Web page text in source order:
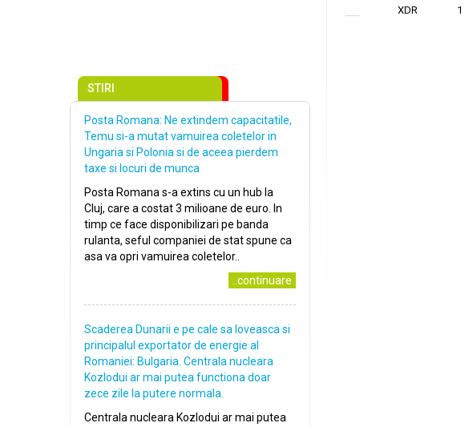
XDR
1
STIRI
Posta Romana: Ne extindem capacitatile,
Temu si-a mutat vamuirea coletelor in
Ungaria si Polonia si de aceea pierdem
taxe si locuri de munca
Posta Romana s-a extins cu un hub la
Cluj, care a costat 3 milioane de euro. In
timp ce face disponibilizari pe banda
rulanta, seful companiei de stat spune ca
asa va opri vamuirea coletelor..
..continuare
Scaderea Dunarii e pe cale sa loveasca si
principalul exportator de energie al
Romaniei: Bulgaria. Centrala nucleara
Kozlodui ar mai putea functiona doar
zece zile la putere normala.
Centrala nucleara Kozlodui ar mai putea